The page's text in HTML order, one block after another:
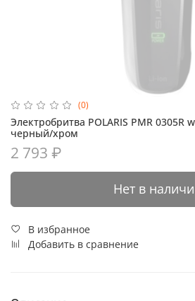
(0)
Электробритва POLARIS PMR 0305R
черный/хром
2 793 ₽
Нет в
В избранное
Добавить в сравнение